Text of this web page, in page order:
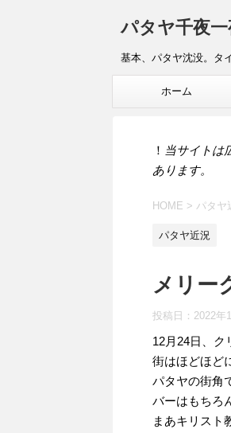
パタヤ千夜
基本、パタヤ沈没。タ
ホーム
！ 当サイトは
あります。
HOME > パタヤ
パタヤ近況
メリー
投稿日： 2022年
12月24日、ク
街はほどほど
パタヤの街角
バーはもちろ
まあキリスト